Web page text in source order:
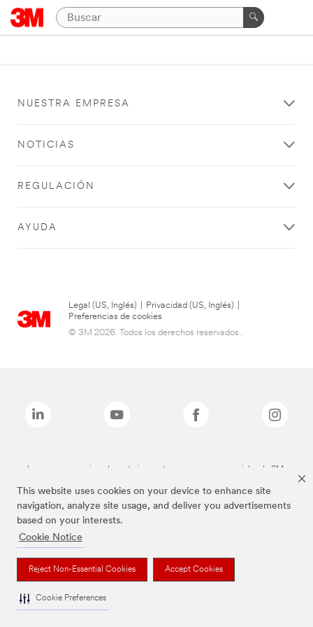
This website uses cookies on your device to enhance site
navigation, analyze site usage, and deliver you advertisements
based on your interests.
Cookie Notice
Reject Non-Essential Cookies Accept Cookies
Cookie Preferences
NUESTRA EMPRESA
NOTICIAS
REGULACIÓN
AYUDA
Legal (US, Inglés) Privacidad (US, Inglés)
Preferencias de cookies
© 3M 2026. Todos los derechos reservados..
Las marcas mencionadas anteriormente son marcas comerciales de 3M.